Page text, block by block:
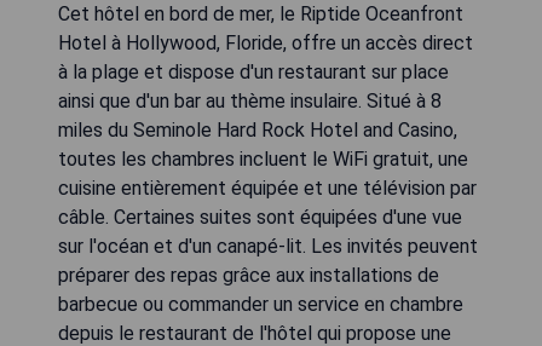
Cet hôtel en bord de mer, le Riptide Oceanfront
Hotel à Hollywood, Floride, offre un accès direct
à la plage et dispose d'un restaurant sur place
ainsi que d'un bar au thème insulaire. Situé à 8
miles du Seminole Hard Rock Hotel and Casino,
toutes les chambres incluent le WiFi gratuit, une
cuisine entièrement équipée et une télévision par
câble. Certaines suites sont équipées d'une vue
sur l'océan et d'un canapé-lit. Les invités peuvent
préparer des repas grâce aux installations de
barbecue ou commander un service en chambre
depuis le restaurant de l'hôtel qui propose une